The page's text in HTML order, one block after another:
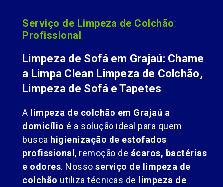
Serviço de Limpeza de Colchão
Profissional
Limpeza de Sofá em Grajaú: Chame
a Limpa Clean Limpeza de Colchão,
Limpeza de Sofá e Tapetes
A limpeza de colchão em Grajaú a
domicílio é a solução ideal para quem
busca higienização de estofados
profissional, remoção de ácaros, bactérias
e odores. Nosso serviço de limpeza de
colchão utiliza técnicas de limpeza de